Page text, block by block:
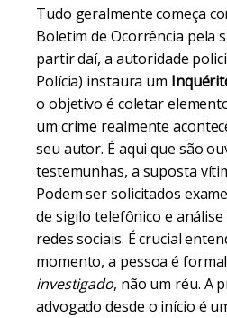
Tudo geralmente começa
Boletim de Ocorrência pela
partir daí, a autoridade
Polícia) instaura um
o objetivo é coletar
um crime realmente
seu autor. É aqui que são
testemunhas, a suposta
Podem ser solicitados
de sigilo telefônico e análise
redes sociais. É crucial
momento, a pessoa é
investigado, não um réu. A
advogado desde o início é